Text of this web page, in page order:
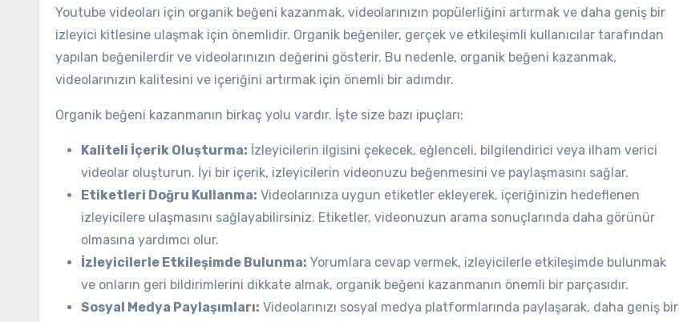
Youtube videoları için organik beğeni kazanmak, videolarınızın popülerliğini artırmak ve daha geniş bir
izleyici kitlesine ulaşmak için önemlidir. Organik beğeniler, gerçek ve etkileşimli kullanıcılar tarafından
yapılan beğenilerdir ve videolarınızın değerini gösterir. Bu nedenle, organik beğeni kazanmak,
videolarınızın kalitesini ve içeriğini artırmak için önemli bir adımdır.
Organik beğeni kazanmanın birkaç yolu vardır. İşte size bazı ipuçları:
Kaliteli İçerik Oluşturma: İzleyicilerin ilgisini çekecek, eğlenceli, bilgilendirici veya ilham verici
videolar oluşturun. İyi bir içerik, izleyicilerin videonuzu beğenmesini ve paylaşmasını sağlar.
Etiketleri Doğru Kullanma: Videolarınıza uygun etiketler ekleyerek, içeriğinizin hedeflenen
izleyicilere ulaşmasını sağlayabilirsiniz. Etiketler, videonuzun arama sonuçlarında daha görünür
olmasına yardımcı olur.
İzleyicilerle Etkileşimde Bulunma: Yorumlara cevap vermek, izleyicilerle etkileşimde bulunmak
ve onların geri bildirimlerini dikkate almak, organik beğeni kazanmanın önemli bir parçasıdır.
Sosyal Medya Paylaşımları: Videolarınızı sosyal medya platformlarında paylaşarak, daha geniş bir